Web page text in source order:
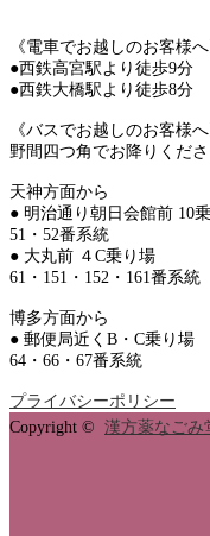
《電車でお越しのお客様へ
●西鉄高宮駅より徒歩9分
●西鉄大橋駅より徒歩8分
《バスでお越しのお客様へ
野間四つ角でお降りくださ
天神方面から
● 明治通り朝日会館前 10
51・52番系統
● 大丸前 ４C乗り場
61・151・152・161番系統
博多方面から
● 郵便局近くB・C乗り場
64・66・67番系統
プライバシーポリシー
Copyright © 漢方薬なごみ